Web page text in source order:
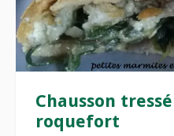
Chausson
roquefort